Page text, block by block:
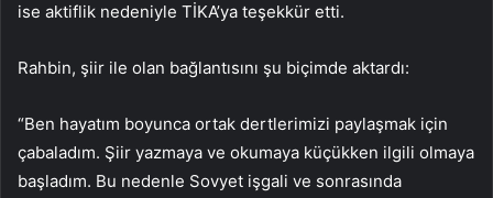
ise aktiflik nedeniyle TİKA’ya teşekkür etti.
Rahbin, şiir ile olan bağlantısını şu biçimde aktardı:
“Ben hayatım boyunca ortak dertlerimizi paylaşmak için
çabaladım. Şiir yazmaya ve okumaya küçükken ilgili olmaya
başladım. Bu nedenle Sovyet işgali ve sonrasında